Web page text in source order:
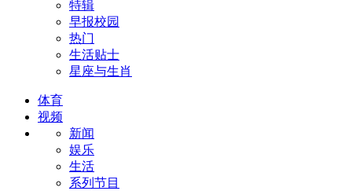
特辑
早报校园
热门
生活贴士
星座与生肖
体育
视频
新闻
娱乐
生活
系列节目